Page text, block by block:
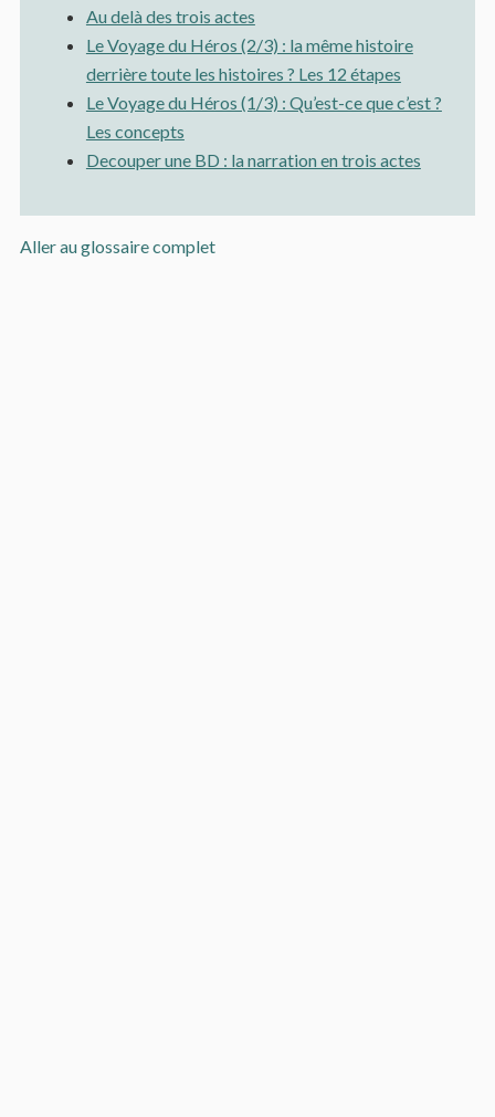
Au delà des trois actes
Le Voyage du Héros (2/3) : la même histoire
derrière toute les histoires ? Les 12 étapes
Le Voyage du Héros (1/3) : Qu’est-ce que c’est ?
Les concepts
Decouper une BD : la narration en trois actes
Aller au glossaire complet